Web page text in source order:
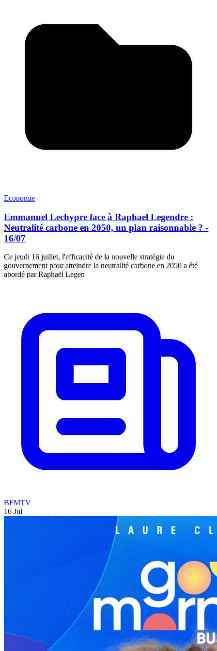
Economie
Emmanuel Lechypre face à Raphael Legendre :
Neutralité carbone en 2050, un plan raisonnable ? -
16/07
Ce jeudi 16 juillet, l'efficacité de la nouvelle stratégie du
gouvernement pour atteindre la neutralité carbone en 2050 a été
abordé par Raphaël Legen
BFMTV
16 Jul